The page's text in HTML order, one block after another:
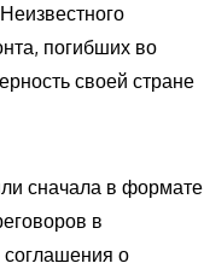
погибших во
своей стране
сначала в формате
в
соглашения о